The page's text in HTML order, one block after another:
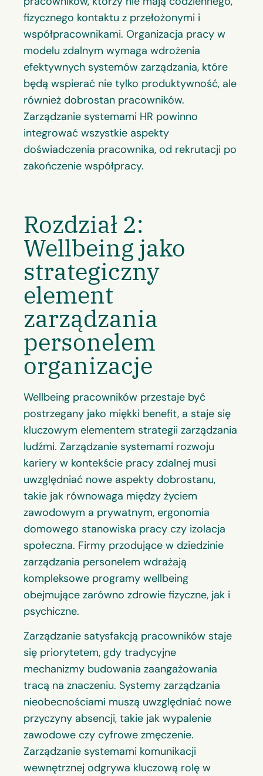
fizycznego kontaktu z przełożonymi i
współpracownikami. Organizacja pracy w
modelu zdalnym wymaga wdrożenia
efektywnych systemów zarządzania, które
będą wspierać nie tylko produktywność, ale
również dobrostan pracowników.
Zarządzanie systemami HR powinno
integrować wszystkie aspekty
doświadczenia pracownika, od rekrutacji po
zakończenie współpracy.
Rozdział 2:
Wellbeing jako
strategiczny
element
zarządzania
personelem
organizacje
Wellbeing pracowników przestaje być
postrzegany jako miękki benefit, a staje się
kluczowym elementem strategii zarządzania
ludźmi. Zarządzanie systemami rozwoju
kariery w kontekście pracy zdalnej musi
uwzględniać nowe aspekty dobrostanu,
takie jak równowaga między życiem
zawodowym a prywatnym, ergonomia
domowego stanowiska pracy czy izolacja
społeczna. Firmy przodujące w dziedzinie
zarządzania personelem wdrażają
kompleksowe programy wellbeing
obejmujące zarówno zdrowie fizyczne, jak i
psychiczne.
Zarządzanie satysfakcją pracowników staje
się priorytetem, gdy tradycyjne
mechanizmy budowania zaangażowania
tracą na znaczeniu. Systemy zarządzania
nieobecnościami muszą uwzględniać nowe
przyczyny absencji, takie jak wypalenie
zawodowe czy cyfrowe zmęczenie.
Zarządzanie systemami komunikacji
wewnętrznej odgrywa kluczową rolę w